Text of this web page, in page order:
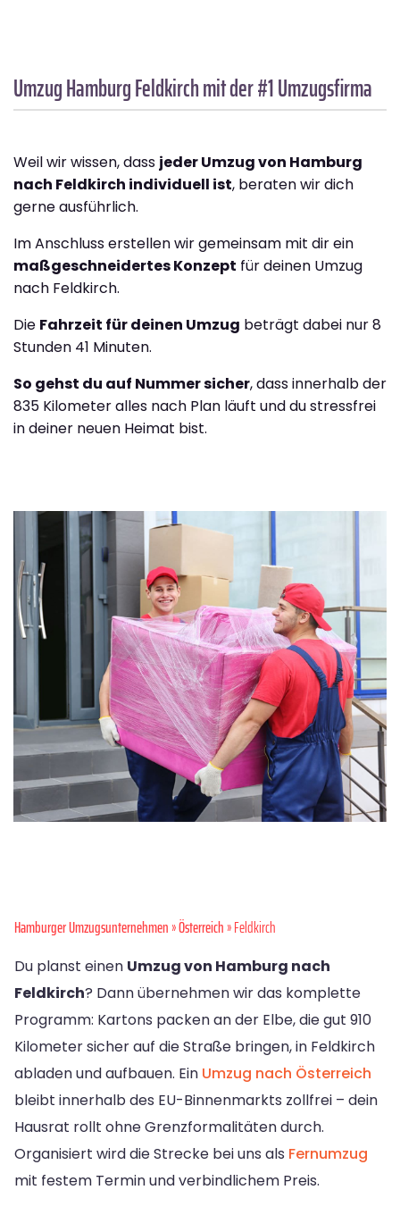
Umzug HamburgFeldkirchmit der #1 Umzugsfirma
Weil wir wissen, dass jeder Umzug von Hamburg
nach Feldkirch individuell ist, beraten wir dich
gerne ausführlich.
Im Anschluss erstellen wir gemeinsam mit dir ein
maßgeschneidertes Konzept für deinen Umzug
nach Feldkirch.
Die Fahrzeit für deinen Umzug beträgt dabei nur 8
Stunden 41 Minuten.
So gehst du auf Nummer sicher, dass innerhalb der
835 Kilometer alles nach Plan läuft und du stressfrei
in deiner neuen Heimat bist.
Hamburger Umzugsunternehmen»Österreich» Feldkirch
Du planst einen Umzug von Hamburg nach
Feldkirch? Dann übernehmen wir das komplette
Programm: Kartons packen an der Elbe, die gut 910
Kilometer sicher auf die Straße bringen, in Feldkirch
abladen und aufbauen. Ein Umzug nach Österreich
bleibt innerhalb des EU-Binnenmarkts zollfrei – dein
Hausrat rollt ohne Grenzformalitäten durch.
Organisiert wird die Strecke bei uns als Fernumzug
mit festem Termin und verbindlichem Preis.